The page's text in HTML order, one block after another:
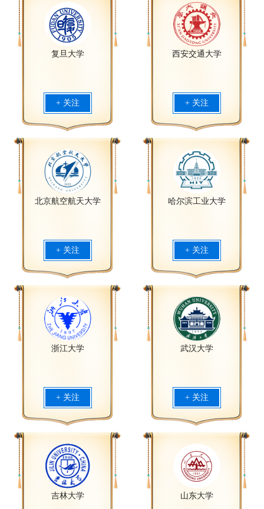
复旦大学
+ 关注
西安交通大学
+ 关注
北京航空航天大学
+ 关注
哈尔滨工业大学
+ 关注
浙江大学
+ 关注
武汉大学
+ 关注
吉林大学 山东大学